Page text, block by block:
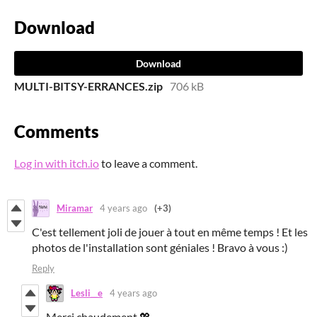
Download
Download
MULTI-BITSY-ERRANCES.zip 706 kB
Comments
Log in with itch.ioto leave a comment.
Miramar 4 years ago (+3)
C'est tellement joli de jouer à tout en même temps ! Et les
photos de l'installation sont géniales ! Bravo à vous :)
Reply
Lesli__e 4 years ago